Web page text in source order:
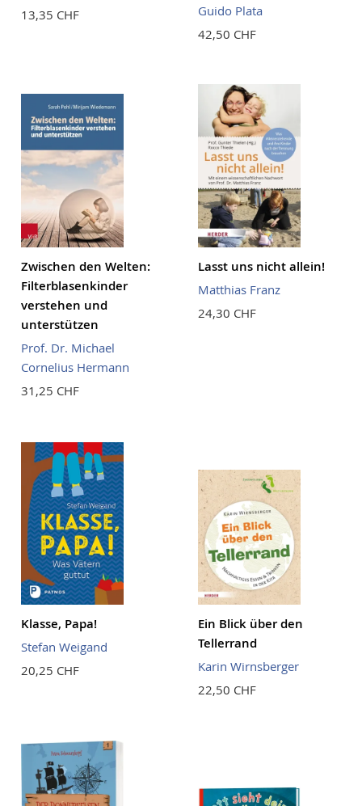
13,35 CHF
Guido Plata
42,50 CHF
Zwischen den Welten:
Filterblasenkinder
verstehen und
unterstützen
Prof. Dr. Michael
Cornelius Hermann
31,25 CHF
Lasst uns nicht allein!
Matthias Franz
24,30 CHF
Klasse, Papa!
Stefan Weigand
20,25 CHF
Ein Blick über den
Tellerrand
Karin Wirnsberger
22,50 CHF